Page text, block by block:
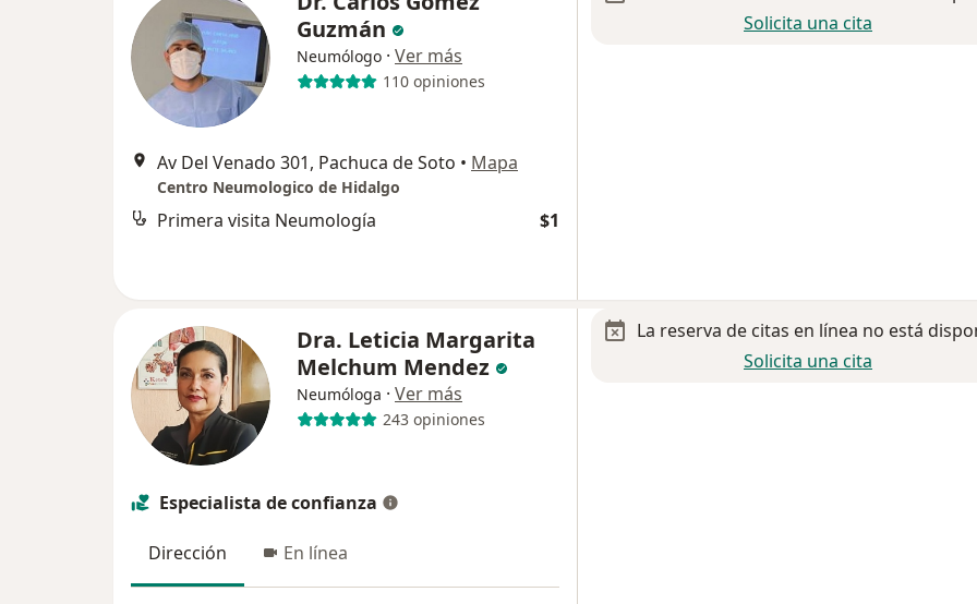
Guzmán
Neumólogo · Ver más
110 opiniones
Av Del Venado 301, Pachuca de Soto • Mapa
Centro Neumologico de Hidalgo
Primera visita Neumología $1
Solicita una cita
Dra. Leticia Margarita
Melchum Mendez
Neumóloga · Ver más
243 opiniones
Especialista de confianza
Dirección En línea
La reserva de citas en línea no está
Solicita una cita